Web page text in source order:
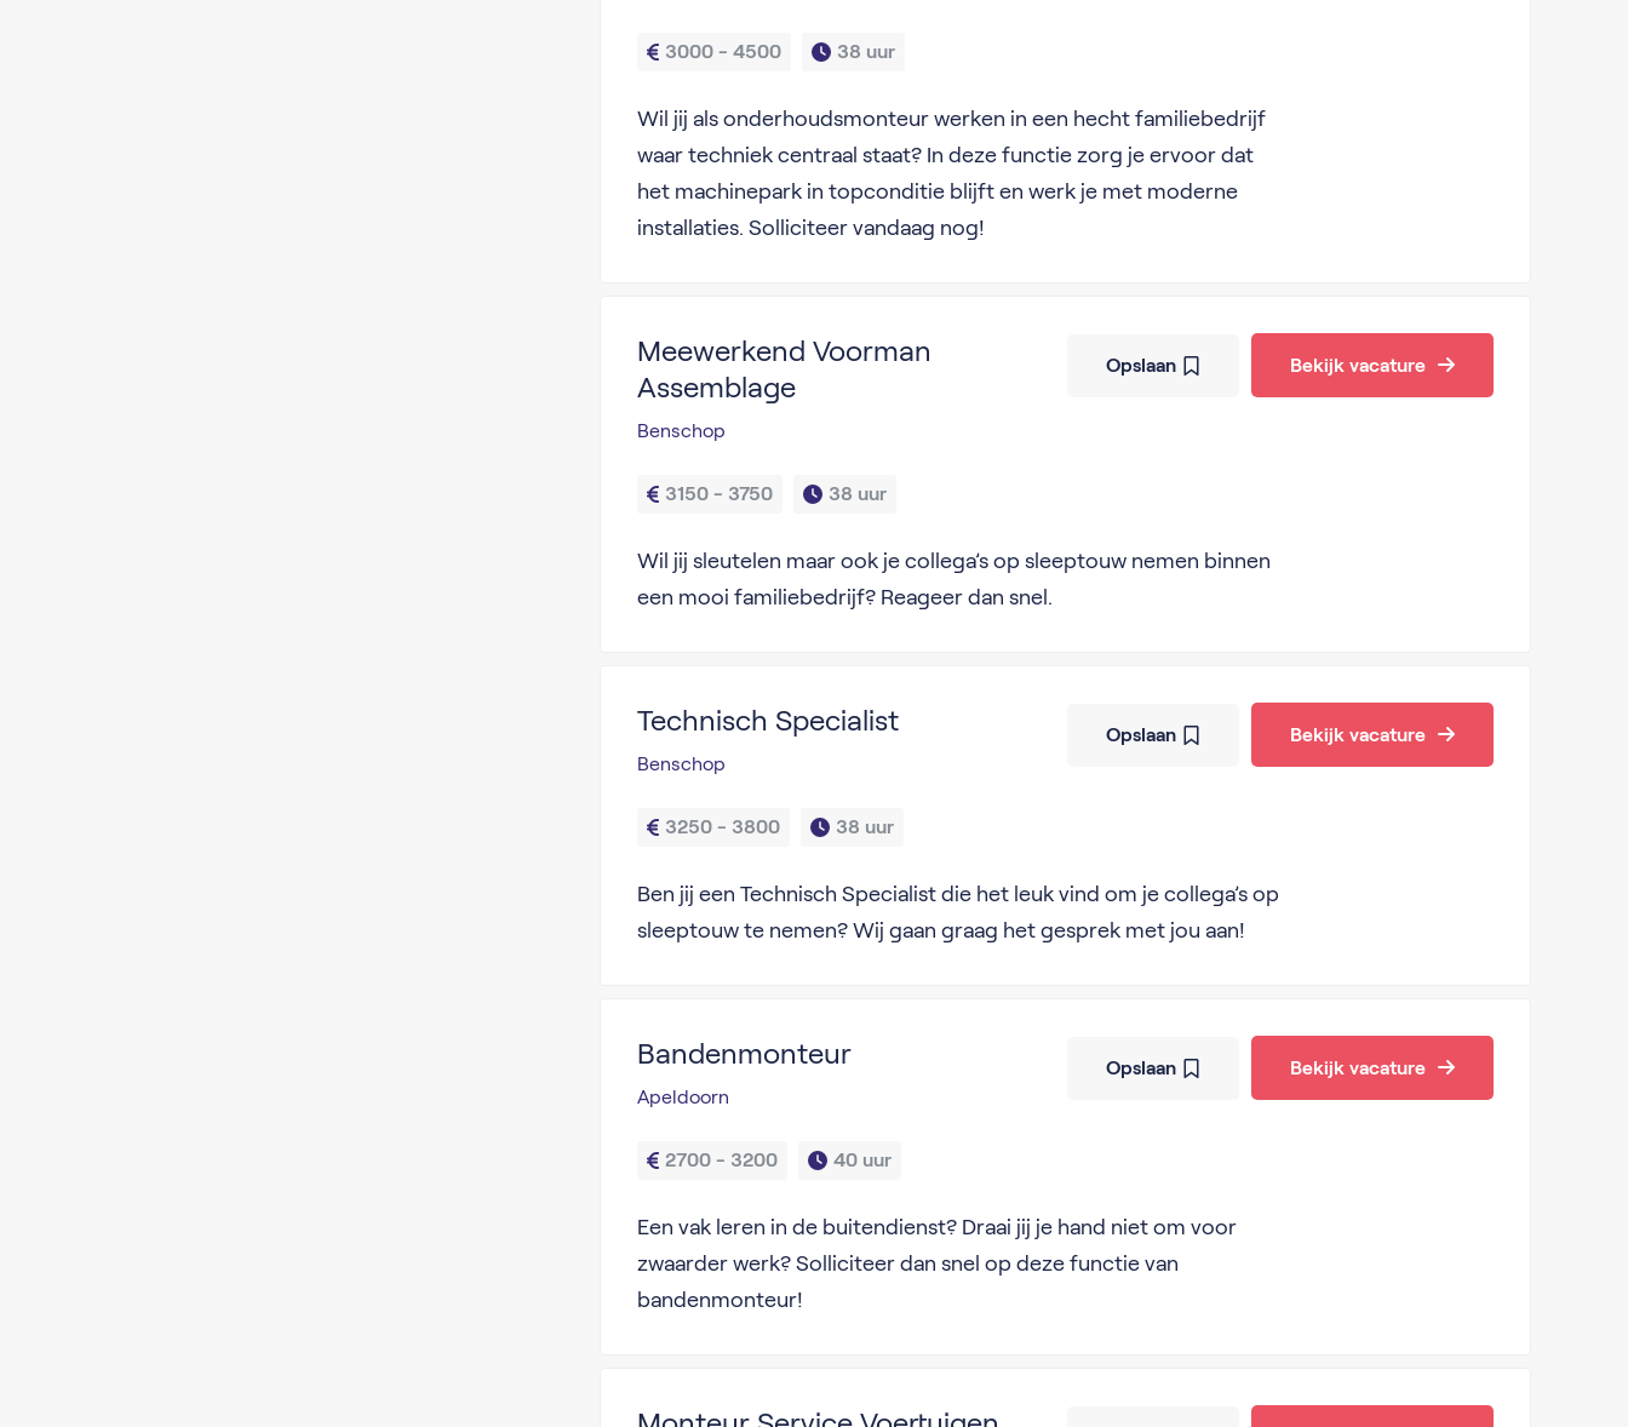
3000 - 4500 38 uur
Wil jij als onderhoudsmonteur werken in een hecht familiebedrijf
waar techniek centraal staat? In deze functie zorg je ervoor dat
het machinepark in topconditie blijft en werk je met moderne
installaties. Solliciteer vandaag nog!
Meewerkend Voorman
Assemblage
Benschop
3150 - 3750 38 uur
Wil jij sleutelen maar ook je collega’s op sleeptouw nemen binnen
een mooi familiebedrijf? Reageer dan snel.
Opslaan Bekijk vacature
Technisch Specialist
Benschop
3250 - 3800 38 uur
Ben jij een Technisch Specialist die het leuk vind om je collega’s op
sleeptouw te nemen? Wij gaan graag het gesprek met jou aan!
Opslaan Bekijk vacature
Bandenmonteur
Apeldoorn
2700 - 3200 40 uur
Een vak leren in de buitendienst? Draai jij je hand niet om voor
zwaarder werk? Solliciteer dan snel op deze functie van
bandenmonteur!
Opslaan Bekijk vacature